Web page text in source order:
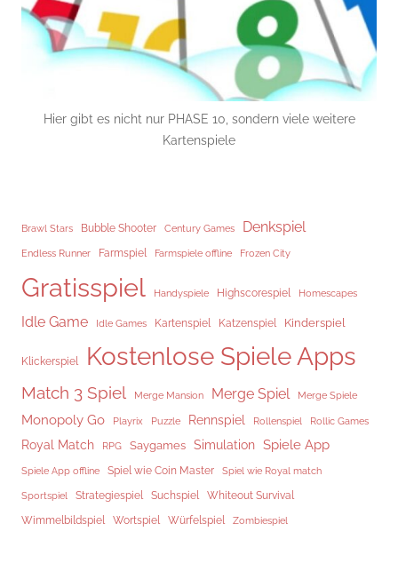
Hier gibt es nicht nur PHASE 10, sondern viele weitere
Kartenspiele
Brawl Stars Bubble Shooter Century Games Denkspiel
Endless Runner Farmspiel Farmspiele offline Frozen City
Gratisspiel Handyspiele Highscorespiel Homescapes
Idle Game Idle Games Kartenspiel Katzenspiel Kinderspiel
Klickerspiel Kostenlose Spiele Apps
Match 3 Spiel Merge Mansion Merge Spiel Merge Spiele
Monopoly Go Playrix Puzzle Rennspiel Rollenspiel Rollic Games
Royal Match RPG Saygames Simulation Spiele App
Spiele App offline Spiel wie Coin Master Spiel wie Royal match
Sportspiel Strategiespiel Suchspiel
Whiteout Survival
Wimmelbildspiel
Wortspiel Würfelspiel Zombiespiel